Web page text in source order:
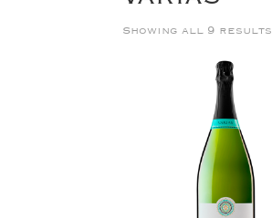
Showing all 9 results